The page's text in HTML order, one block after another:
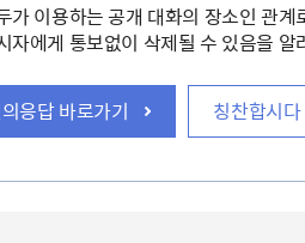
가 이용하는 공개 대화의 장소인 관계
자에게 통보없이 삭제될 수 있음을 알
응답 바로가기 칭찬합시